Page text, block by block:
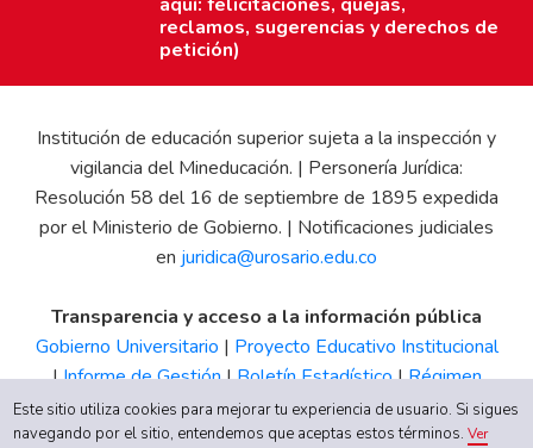
reclamos, sugerencias y derechos de
petición)
Institución de educación superior sujeta a la inspección y
vigilancia del Mineducación. | Personería Jurídica:
Resolución 58 del 16 de septiembre de 1895 expedida
por el Ministerio de Gobierno. | Notificaciones judiciales
en juridica@urosario.edu.co
Transparencia y acceso a la información pública
Gobierno Universitario | Proyecto Educativo Institucional
|Informe de Gestión|Boletín Estadístico|Régimen
Tributario|Estados Financieros |Código de Ética| Canal
de Integridad UR
Este sitio utiliza cookies para mejorar tu experiencia de usuario. Si sigues
navegando por el sitio, entendemos que aceptas estos términos.Ver